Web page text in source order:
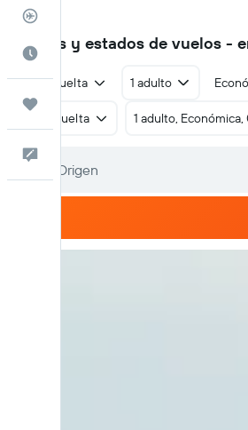
Cuándo ir
ORN
Vuelos y estados de vuelos -
Ida y vuelta 1 adulto
Ida y vuelta 1 adulto,